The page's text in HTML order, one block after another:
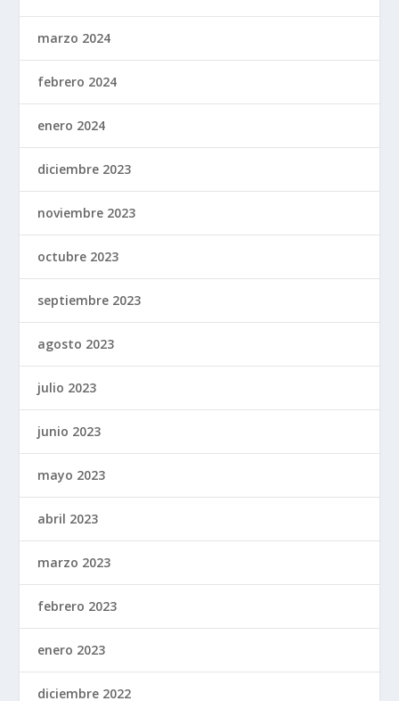
marzo 2024
febrero 2024
enero 2024
diciembre 2023
noviembre 2023
octubre 2023
septiembre 2023
agosto 2023
julio 2023
junio 2023
mayo 2023
abril 2023
marzo 2023
febrero 2023
enero 2023
diciembre 2022